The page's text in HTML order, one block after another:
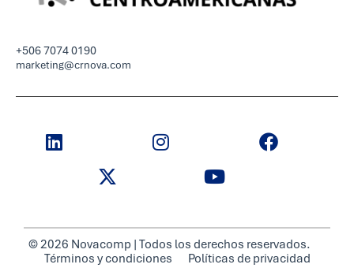
+506 7074 0190
marketing@crnova.com
© 2026 Novacomp | Todos los derechos reservados.
Términos y condiciones
Políticas de privacidad